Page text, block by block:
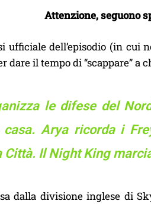
Attenzione, seguono
ufficiale dell’episodio (in
dare il tempo di “scappare” a
le difese del
casa. Arya ricorda i
Città. Il Night King
dalla divisione inglese di